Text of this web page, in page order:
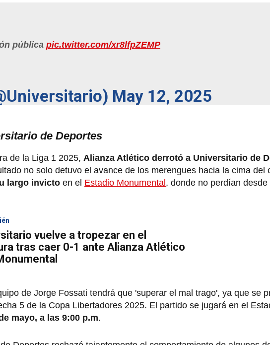
pública pic.twitter.com/xr8lfpZEMP
May 12, 2025
de Deportes
de la Liga 1 2025, Alianza Atlético derrotó a Universitario de
no solo detuvo el avance de los merengues hacia la cima del
largo invicto en el Estadio Monumental , donde no perdían
vuelve a tropezar en el
tras caer 0-1 ante Alianza Atlético
de Jorge Fossati tendrá que 'superar el mal trago', ya que se
5 de la Copa Libertadores 2025. El partido se jugará en el
mayo, a las 9:00 p.m.